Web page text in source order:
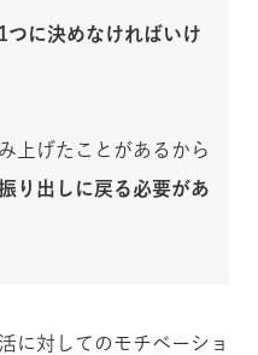
つに決めなければいけ
上げたことがあるから
り出しに戻る必要があ
に対してのモチベーショ